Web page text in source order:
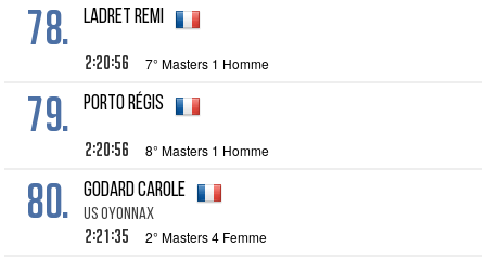
78. LADRET Remi
2:20:56 7° Masters 1 Homme
79. PORTO Régis
2:20:56 8° Masters 1 Homme
80. GODARD Carole
US OYONNAX
2:21:35 2° Masters 4 Femme